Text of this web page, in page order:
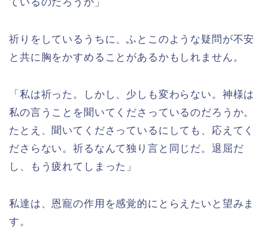
祈りをしているうちに、ふとこのような疑問が不安
と共に胸をかすめることがあるかもしれません。
「私は祈った。しかし、少しも変わらない。神様は
私の言うことを聞いてくださっているのだろうか。
たとえ、聞いてくださっているにしても、応えてく
ださらない。祈るなんて独り言と同じだ。退屈だ
し、もう疲れてしまった」
私達は、恩寵の作用を感覚的にとらえたいと望みま
す。